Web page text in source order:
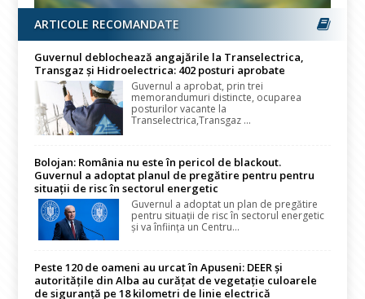
ARTICOLE RECOMANDATE
Guvernul deblochează angajările la Transelectrica,
Transgaz și Hidroelectrica: 402 posturi aprobate
Guvernul a aprobat, prin trei
memorandumuri distincte, ocuparea
posturilor vacante la
Transelectrica,Transgaz ...
Bolojan: România nu este în pericol de blackout.
Guvernul a adoptat planul de pregătire pentru pentru
situații de risc în sectorul energetic
Guvernul a adoptat un plan de pregătire
pentru situații de risc în sectorul energetic
și va înființa un Centru...
Peste 120 de oameni au urcat în Apuseni: DEER și
autoritățile din Alba au curățat de vegetație culoarele
de siguranță pe 18 kilometri de linie electrică